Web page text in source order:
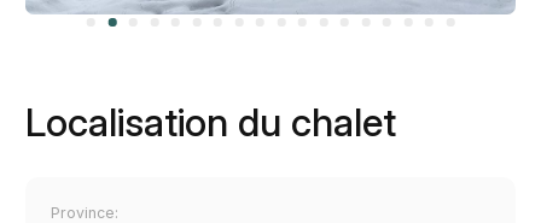
Localisation du chalet
Province: